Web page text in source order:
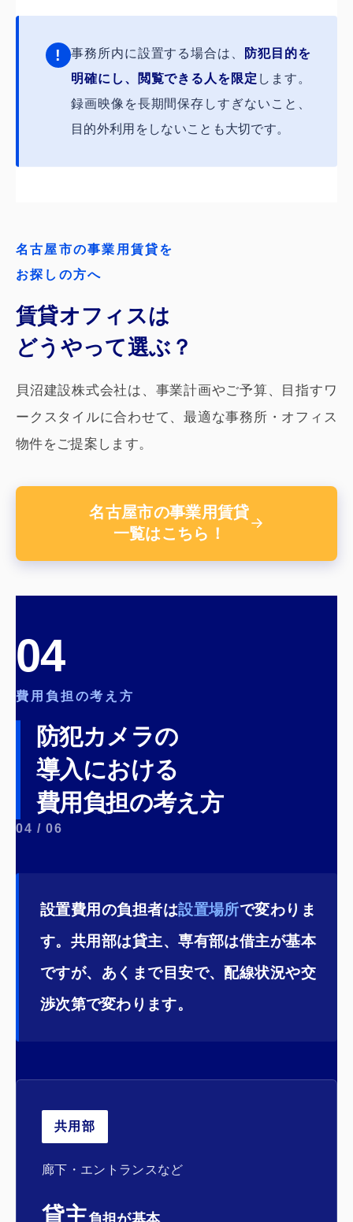
! 事務所内に設置する場合は、
防犯目的を
明確にし、閲覧できる人を限定 します。
録画映像を長期間保存しすぎないこと、
目的外利用をしないことも大切です。
名古屋市の事業用賃貸を
お探しの方へ
賃貸オフィスは
どうやって選ぶ？
貝沼建設株式会社は、事業計画やご予算、目指すワ
ークスタイルに合わせて、最適な事務所・オフィス
物件をご提案します。
名古屋市の事業用賃貸
一覧はこちら！
04
費用負担の考え方
防犯カメラの
導入における
費用負担の考え方
04 / 06
設置費用の負担者は設置場所で変わりま
す。共用部は貸主、専有部は借主が基本
ですが、あくまで目安で、配線状況や交
渉次第で変わります。
共用部
廊下・エントランスなど
貸主負担が基本